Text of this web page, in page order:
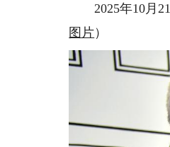
2025年10月21
图片）